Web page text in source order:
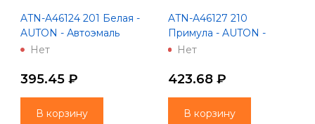
ATN-A46124 201 Белая -
AUTON - Автоэмаль
алкидная - Аэрозоль 520
Нет
395.45 ₽
В корзину
ATN-A46127 210
Примула - AUTON -
Автоэмаль алкидная -
Нет
423.68 ₽
В корзину